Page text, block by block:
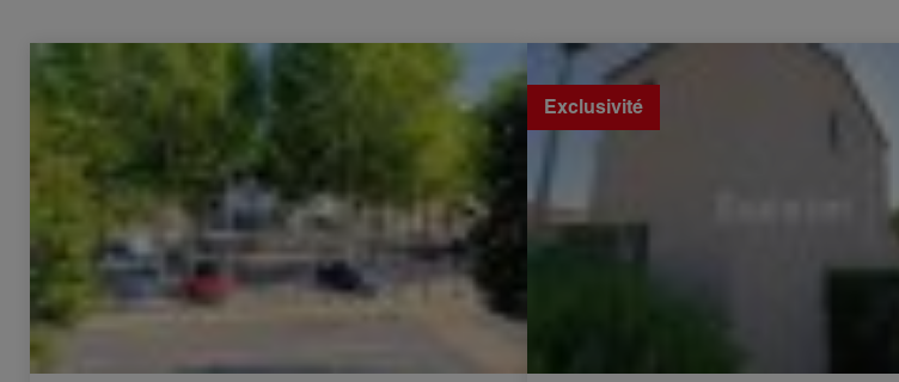
Vente Immeuble Foix 18 Pièces 270 m² Vente Maison Le Barcarès 3 Pièces 31 m²
Exclusivité